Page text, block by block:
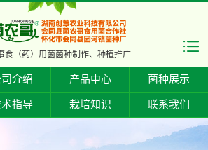
食（药）用菌菌种制作、种植推广
介绍 产品中心 菌种展示
指导 栽培知识 联系我们